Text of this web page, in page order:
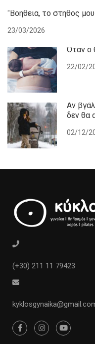
“Βοήθεια, το στήθος
23/03/2026
Όταν ο
22/02/
Αν
δεν θα
02/12/
(+30) 211 11 79423